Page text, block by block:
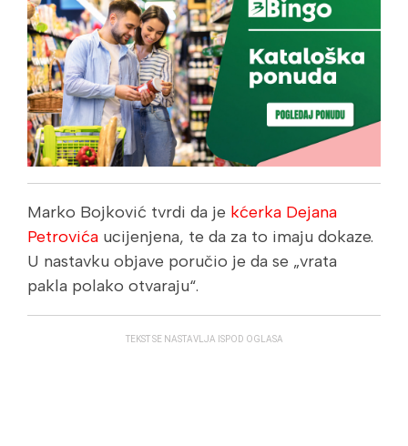
Marko Bojković tvrdi da je kćerka Dejana
Petrovića ucijenjena, te da za to imaju dokaze.
U nastavku objave poručio je da se „vrata
pakla polako otvaraju“.
TEKST SE NASTAVLJA ISPOD OGLASA